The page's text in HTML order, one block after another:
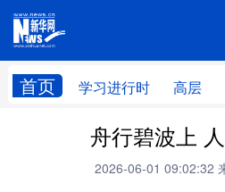
首页 学习进行时 高层
网站地
高层
财经
舟行碧波上
2026-06-01 09:02:32